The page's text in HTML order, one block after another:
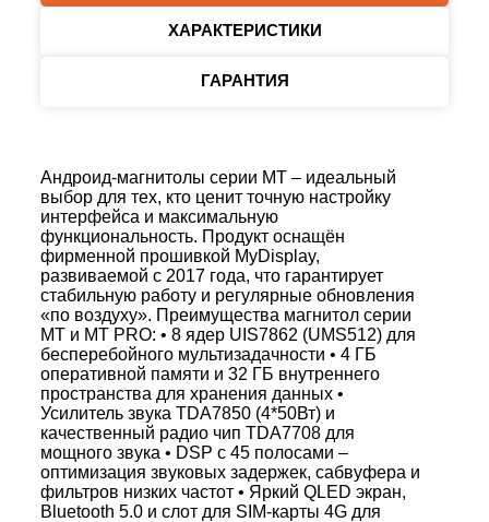
ХАРАКТЕРИСТИКИ
ГАРАНТИЯ
Андроид-магнитолы серии MT – идеальный
выбор для тех, кто ценит точную настройку
интерфейса и максимальную
функциональность. Продукт оснащён
фирменной прошивкой MyDisplay,
развиваемой с 2017 года, что гарантирует
стабильную работу и регулярные обновления
«по воздуху». Преимущества магнитол серии
MT и MT PRO: • 8 ядер UIS7862 (UMS512) для
бесперебойного мультизадачности • 4 ГБ
оперативной памяти и 32 ГБ внутреннего
пространства для хранения данных •
Усилитель звука TDA7850 (4*50Вт) и
качественный радио чип TDA7708 для
мощного звука • DSP с 45 полосами –
оптимизация звуковых задержек, сабвуфера и
фильтров низких частот • Яркий QLED экран,
Bluetooth 5.0 и слот для SIM-карты 4G для